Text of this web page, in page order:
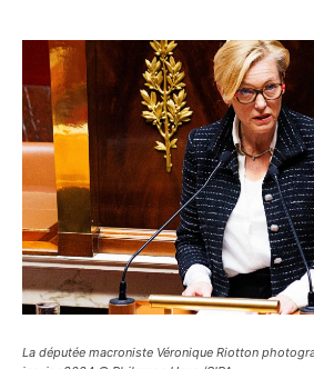
La députée macroniste Véronique Riotton